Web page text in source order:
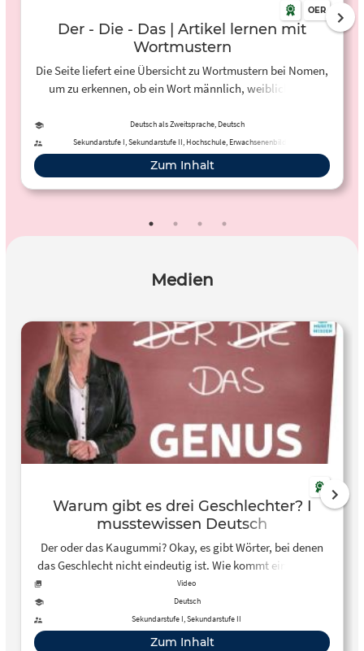
OER
Der - Die - Das | Artikel lernen mit
Wortmustern
Die Seite liefert eine Übersicht zu Wortmustern bei Nomen,
um zu erkennen, ob ein Wort männlich, weiblich oder
Deutsch als Zweitsprache, Deutsch
Sekundarstufe I, Sekundarstufe II, Hochschule, Erwachsenenbildung
Zum Inhalt
Medien
Warum gibt es drei Geschlechter? I
musstewissen Deutsch
Der oder das Kaugummi? Okay, es gibt Wörter, bei denen
das Geschlecht nicht eindeutig ist. Wie kommt ein Wort zu
seinem Geschlecht? Lisa erklärt es euch.
Video
Deutsch
Sekundarstufe I, Sekundarstufe II
Zum Inhalt